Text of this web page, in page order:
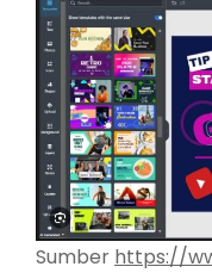
Sumber https://